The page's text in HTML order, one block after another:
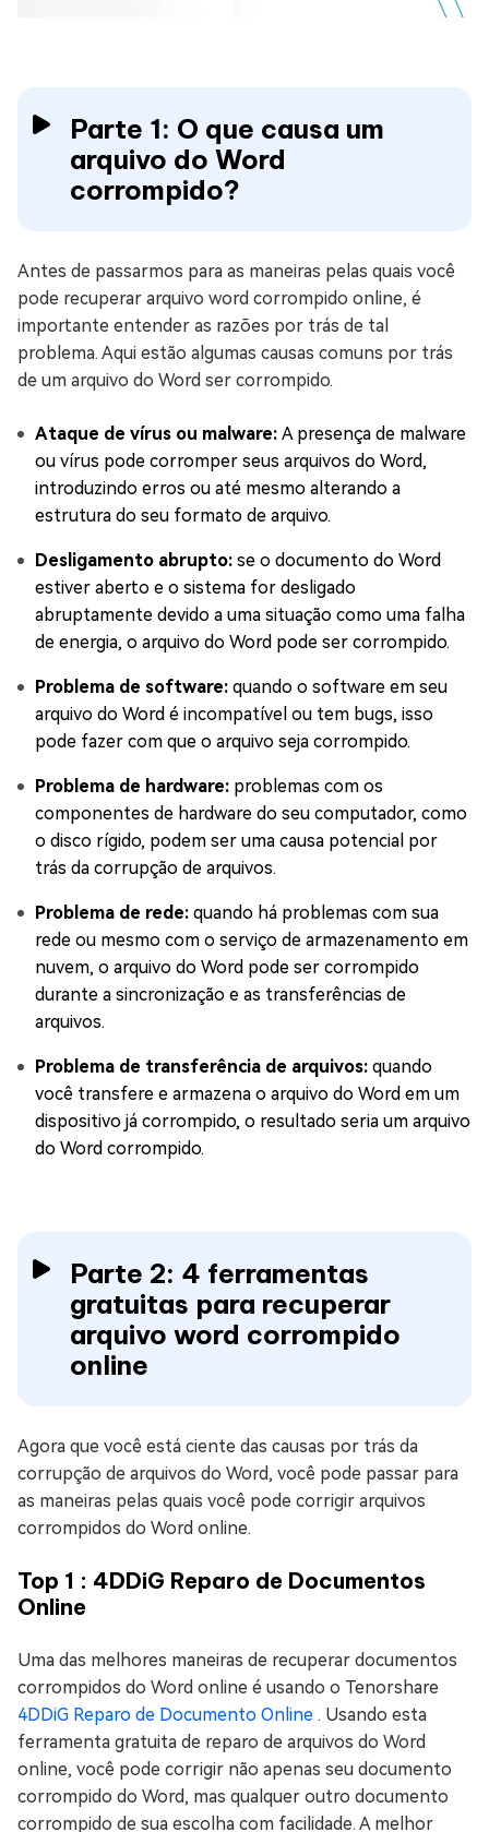
Parte 1: O que causa um
arquivo do Word
corrompido?
Antes de passarmos para as maneiras pelas quais você
pode recuperar arquivo word corrompido online, é
importante entender as razões por trás de tal
problema. Aqui estão algumas causas comuns por trás
de um arquivo do Word ser corrompido.
Ataque de vírus ou malware: A presença de malware
ou vírus pode corromper seus arquivos do Word,
introduzindo erros ou até mesmo alterando a
estrutura do seu formato de arquivo.
Desligamento abrupto: se o documento do Word
estiver aberto e o sistema for desligado
abruptamente devido a uma situação como uma falha
de energia, o arquivo do Word pode ser corrompido.
Problema de software: quando o software em seu
arquivo do Word é incompatível ou tem bugs, isso
pode fazer com que o arquivo seja corrompido.
Problema de hardware: problemas com os
componentes de hardware do seu computador, como
o disco rígido, podem ser uma causa potencial por
trás da corrupção de arquivos.
Problema de rede: quando há problemas com sua
rede ou mesmo com o serviço de armazenamento em
nuvem, o arquivo do Word pode ser corrompido
durante a sincronização e as transferências de
arquivos.
Problema de transferência de arquivos: quando
você transfere e armazena o arquivo do Word em um
dispositivo já corrompido, o resultado seria um arquivo
do Word corrompido.
Parte 2: 4 ferramentas
gratuitas para recuperar
arquivo word corrompido
online
Agora que você está ciente das causas por trás da
corrupção de arquivos do Word, você pode passar para
as maneiras pelas quais você pode corrigir arquivos
corrompidos do Word online.
Top 1 : 4DDiG Reparo de Documentos
Online
Uma das melhores maneiras de recuperar documentos
corrompidos do Word online é usando o Tenorshare
4DDiG Reparo de Documento Online . Usando esta
ferramenta gratuita de reparo de arquivos do Word
online, você pode corrigir não apenas seu documento
corrompido do Word, mas qualquer outro documento
corrompido de sua escolha com facilidade. A melhor